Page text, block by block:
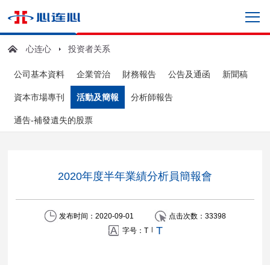
心连心 投资者关系
公司基本資料 企業管治 財務報告 公告及通函 新聞稿
資本市場專刊 活動及簡報 分析師報告
通告-補發遺失的股票
2020年度半年業績分析員簡報會
发布时间：2020-09-01 点击次数： 33398
字号： T | T